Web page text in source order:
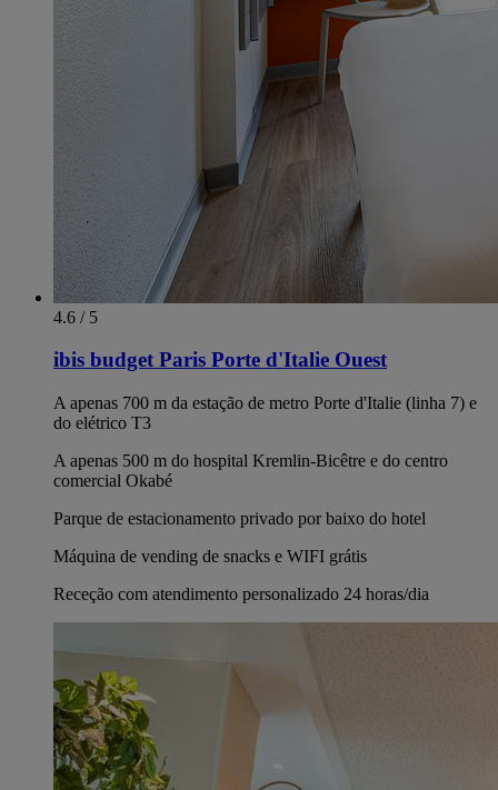
4.6 / 5
ibis budget Paris Porte d'Italie Ouest
A apenas 700 m da estação de metro Porte d'Italie (linha 7) e
do elétrico T3
A apenas 500 m do hospital Kremlin-Bicêtre e do centro
comercial Okabé
Parque de estacionamento privado por baixo do hotel
Máquina de vending de snacks e WIFI grátis
Receção com atendimento personalizado 24 horas/dia